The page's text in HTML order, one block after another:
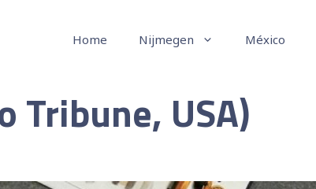
Home Nijmegen México
Tribune, USA)